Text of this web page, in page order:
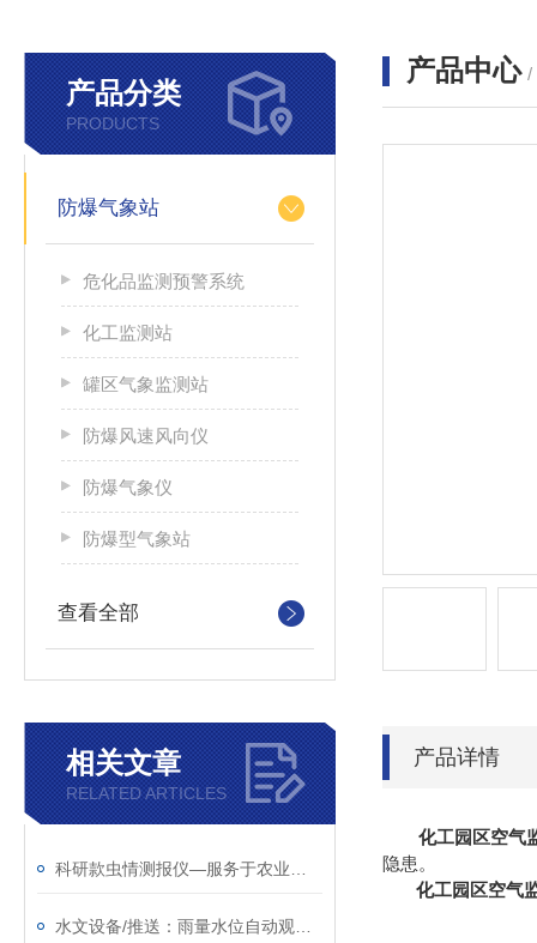
产品分类
PRODUCTS
防爆气象站
危化品监测预警系统
化工监测站
罐区气象监测站
防爆风速风向仪
防爆气象仪
防爆型气象站
查看全部
相关文章
RELATED ARTICLES
产品中心 /
产品详情
化工园区空气
隐患。
化工园区空气